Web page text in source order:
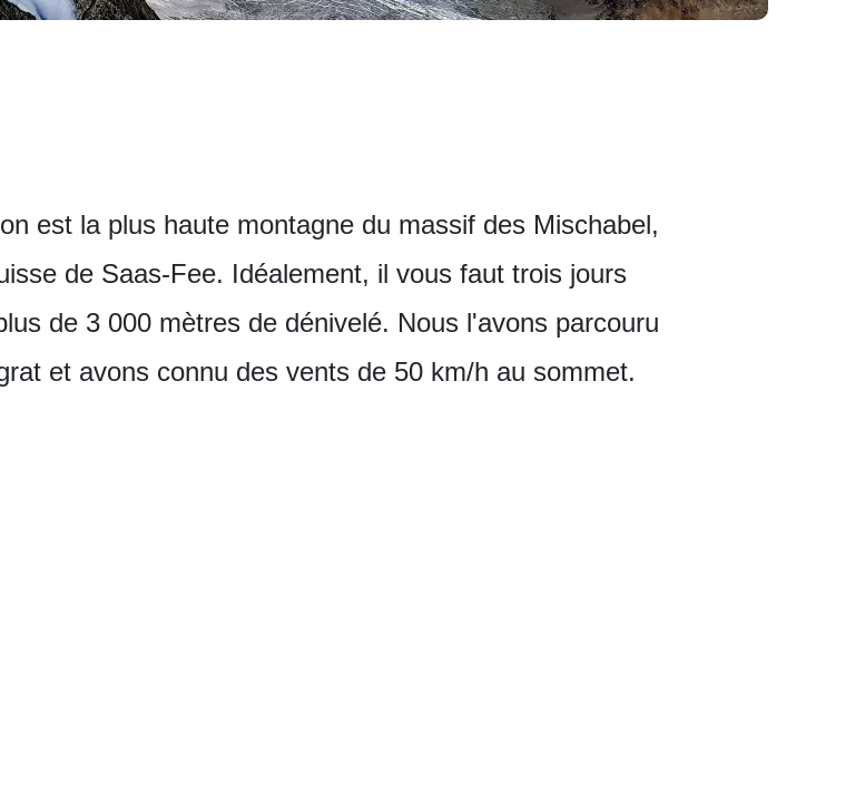
est la plus haute montagne du massif des Mischabel,
de Saas-Fee. Idéalement, il vous faut trois jours
de 3 000 mètres de dénivelé. Nous l'avons parcouru
et avons connu des vents de 50 km/h au sommet.